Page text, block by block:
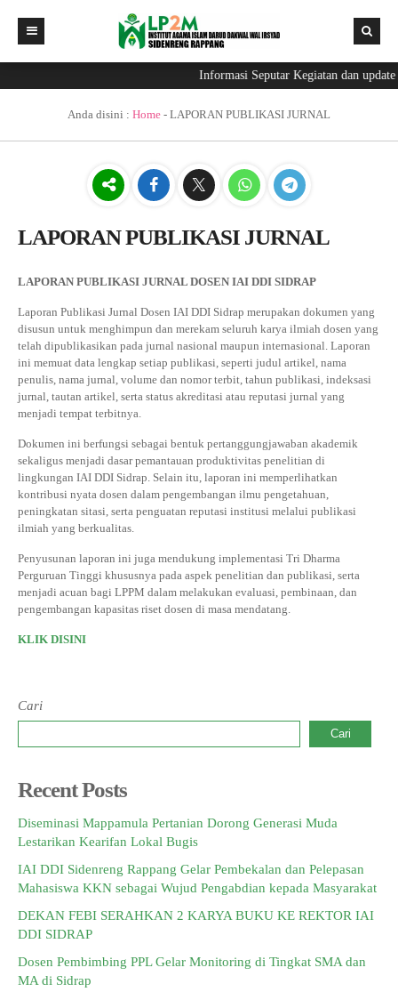
PROGRAM PRIORITAS
DASAR HUKUM LP2M
PROFIL LP2M
STRUKTUR ORGANISASI
PUSAT – PUSAT
PUSAT PENGABDIAN MASYARAKAT (PKM)
LAPORAN PKM
DANA PKM
Laporan Dana PKM
PUBLIKASI PENELITIAAN
FORMAT LAPORAN PENELITIAN
DANA PENELITIAN
Laporan Pengeluaran Dana Penelitian
LAPORAN TAHUNAN LPPM IAI DDI SIDRAP
VIDEO
DOKUMEN LPPM
RIP
PETA PENELITIAN
ROADMAP PENELITIAN
PANDUAN KTI
PEREKAYASA
SK Penetapan Peneliti dan Perekayasa
MONITOR PENELITIAN & PENGABDIAN
SK PENETAPAN REVIEWER PENELITIAN DAN PKM
PEDOMAN REVIEWER PENELITIAN DAN PKM
INFORMASI KKN
PUBLIKASI
JURNAL
Jurnal Mumtaz
Jurnal Khidmat Almujtami
Jurnal Taulempu
BUKU
MOU
LAPORAN HKI
LAPORAN PUBLIKASI JURNAL
LAPORAN PROPOSAL PENGABDIAN
Informasi Seputar Kegiatan dan
Anda disini : Home - LAPORAN PUBLIKASI JURNAL
LAPORAN PUBLIKASI JURNAL
LAPORAN PUBLIKASI JURNAL DOSEN IAI DDI SIDRAP
Laporan Publikasi Jurnal Dosen IAI DDI Sidrap merupakan dokumen yang
disusun untuk menghimpun dan merekam seluruh karya ilmiah dosen yang
telah dipublikasikan pada jurnal nasional maupun internasional. Laporan
ini memuat data lengkap setiap publikasi, seperti judul artikel, nama
penulis, nama jurnal, volume dan nomor terbit, tahun publikasi, indeksasi
jurnal, tautan artikel, serta status akreditasi atau reputasi jurnal yang
menjadi tempat terbitnya.
Dokumen ini berfungsi sebagai bentuk pertanggungjawaban akademik
sekaligus menjadi dasar pemantauan produktivitas penelitian di
lingkungan IAI DDI Sidrap. Selain itu, laporan ini memperlihatkan
kontribusi nyata dosen dalam pengembangan ilmu pengetahuan,
peningkatan sitasi, serta penguatan reputasi institusi melalui publikasi
ilmiah yang berkualitas.
Penyusunan laporan ini juga mendukung implementasi Tri Dharma
Perguruan Tinggi khususnya pada aspek penelitian dan publikasi, serta
menjadi acuan bagi LPPM dalam melakukan evaluasi, pembinaan, dan
pengembangan kapasitas riset dosen di masa mendatang.
KLIK DISINI
Cari
Cari
Recent Posts
Diseminasi Mappamula Pertanian Dorong Generasi Muda
Lestarikan Kearifan Lokal Bugis
IAI DDI Sidenreng Rappang Gelar Pembekalan dan Pelepasan
Mahasiswa KKN sebagai Wujud Pengabdian kepada Masyarakat
DEKAN FEBI SERAHKAN 2 KARYA BUKU KE REKTOR IAI
DDI SIDRAP
Dosen Pembimbing PPL Gelar Monitoring di Tingkat SMA dan
MA di Sidrap